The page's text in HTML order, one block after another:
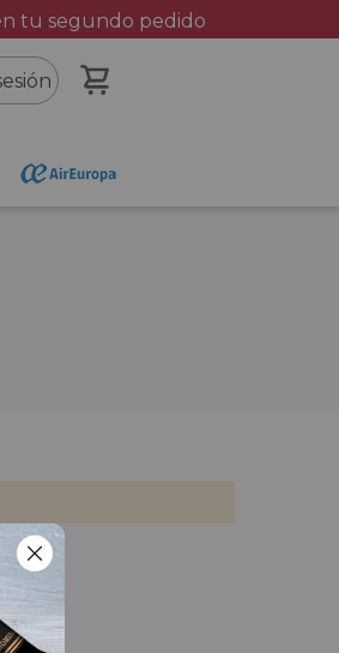
tu segundo pedido